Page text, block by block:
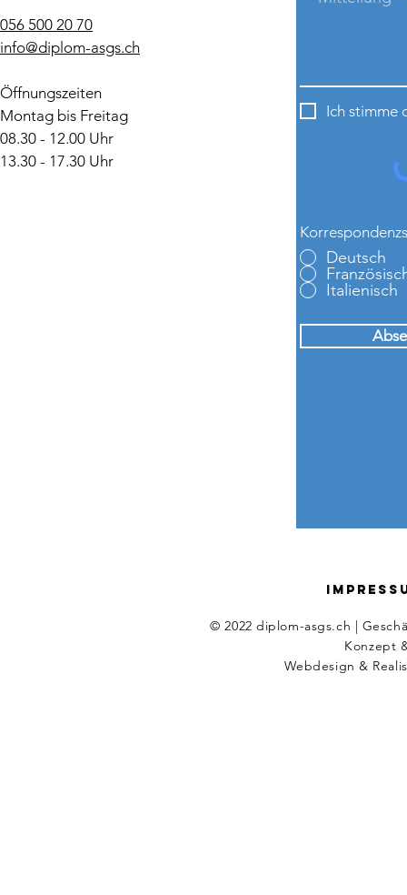
056 500 20 70
info@diplom-asgs.ch
Öffnungszeiten
Montag bis Freitag
08.30 - 12.00 Uhr
13.30 - 17.30 Uhr
Ich stimme
Deutsch
Italienisch
© 2022 diplom-asgs.ch |
Konzept
Webdesign &